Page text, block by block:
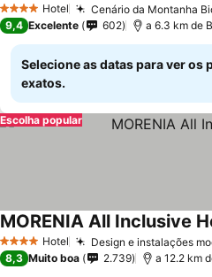
4 EstrelasHotel Cenário da Montanha
9,4 Excelente 602 a 6.3 km de
Selecione as datas para ver os
exatos.
Escolha popular
4 EstrelasHotel Design e instalações
MORENIA All Inclusive
8,3 Muito boa 2.739 a 12.2 km